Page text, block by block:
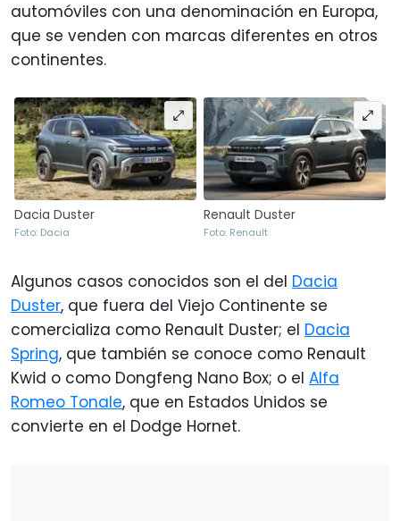
automóviles con una denominación en Europa,
que se venden con marcas diferentes en otros
continentes.
Dacia Duster
Foto: Dacia
Renault Duster
Foto: Renault
Algunos casos conocidos son el del Dacia
Duster, que fuera del Viejo Continente se
comercializa como Renault Duster; el Dacia
Spring, que también se conoce como Renault
Kwid o como Dongfeng Nano Box; o el Alfa
Romeo Tonale, que en Estados Unidos se
convierte en el Dodge Hornet.